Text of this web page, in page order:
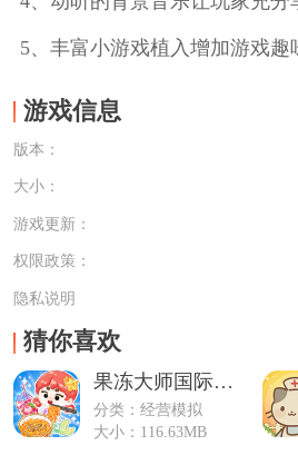
5、丰富小游戏植入增加游戏趣
游戏信息
版本：
大小：
游戏更新：
权限政策：
隐私说明
猜你喜欢
果冻大师国际服(糖葫芦达人玩法)
分类：经营模拟
大小：116.63MB